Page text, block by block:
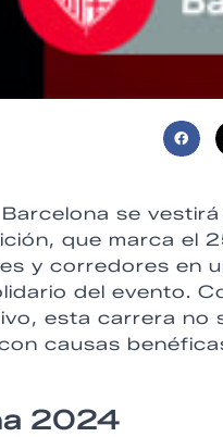
se
que marca el
y corredores en
del evento.
esta carrera no
causas
2024